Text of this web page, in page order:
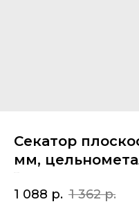
Секатор
мм,
1 088 р. 1 362 р.